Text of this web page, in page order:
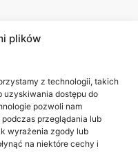
plików
z technologii, takich
uzyskiwania dostępu do
pozwoli nam
przeglądania lub
wyrażenia zgody lub
na niektóre cechy i